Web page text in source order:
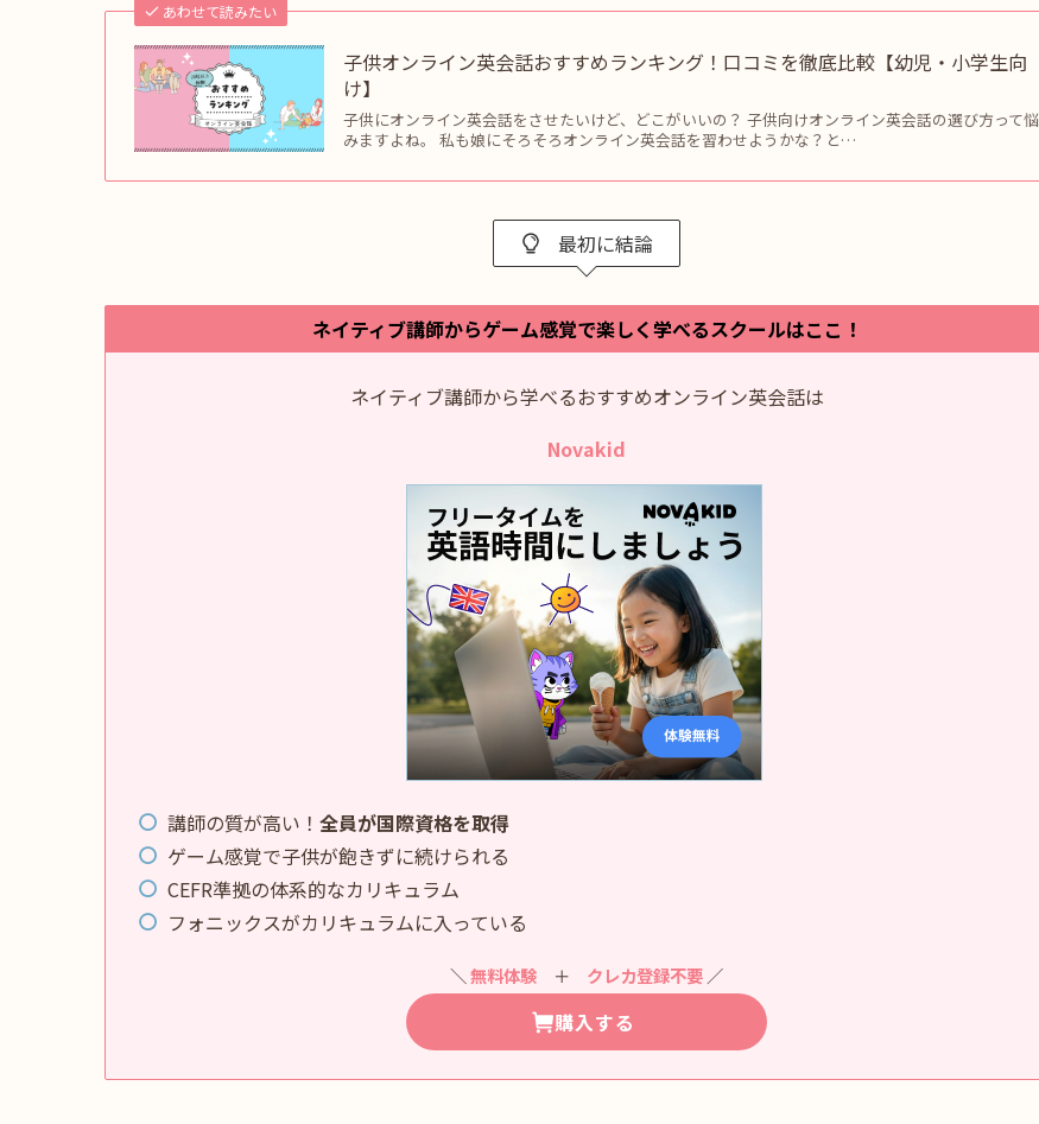
あわせて読みたい
子供オンライン英会話おすすめランキング！口コミを徹底比較【幼児・小学生向
け】
子供にオンライン英会話をさせたいけど、どこがいいの？ 子供向けオンライン英会話の選び方って悩
みますよね。 私も娘にそろそろオンライン英会話を習わせようかな？と…
最初に結論
ネイティブ講師からゲーム感覚で楽しく学べるスクールはここ！
ネイティブ講師から学べるおすすめオンライン英会話は
Novakid
講師の質が高い！ 全員が国際資格を取得
ゲーム感覚で子供が飽きずに続けられる
CEFR準拠の体系的なカリキュラム
フォニックスがカリキュラムに入っている
＼無料体験 ＋ クレカ登録不要／
購入する